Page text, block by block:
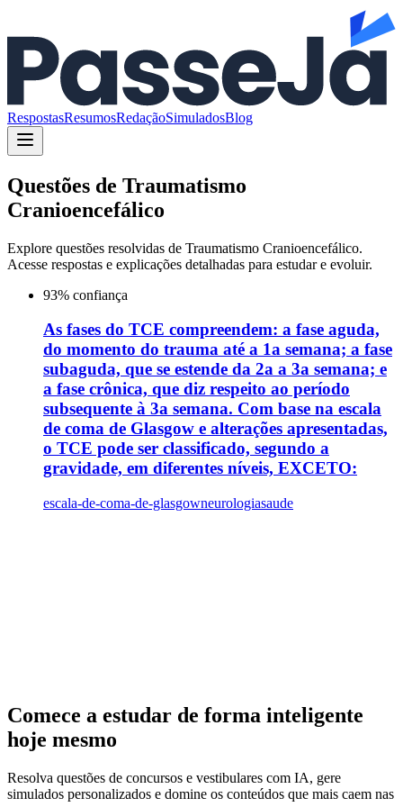
RespostasResumosRedaçãoSimuladosBlog
Questões de Traumatismo
Cranioencefálico
Explore questões resolvidas de Traumatismo Cranioencefálico.
Acesse respostas e explicações detalhadas para estudar e evoluir.
93% confiança
As fases do TCE compreendem: a fase aguda,
do momento do trauma até a 1a semana; a fase
subaguda, que se estende da 2a a 3a semana; e
a fase crônica, que diz respeito ao período
subsequente à 3a semana. Com base na escala
de coma de Glasgow e alterações apresentadas,
o TCE pode ser classificado, segundo a
gravidade, em diferentes níveis, EXCETO:
escala-de-coma-de-glasgowneurologiasaude
Comece a estudar de forma inteligente
hoje mesmo
Resolva questões de concursos e vestibulares com IA, gere
simulados personalizados e domine os conteúdos que mais caem nas